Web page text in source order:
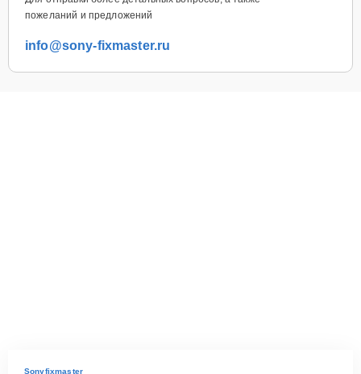
пожеланий и предложений
info@sony-fixmaster.ru
Sonyfixmaster